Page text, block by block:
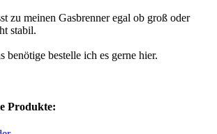
zu meinen Gasbrenner egal ob groß oder
stabil.
benötige bestelle ich es gerne hier.
Produkte: